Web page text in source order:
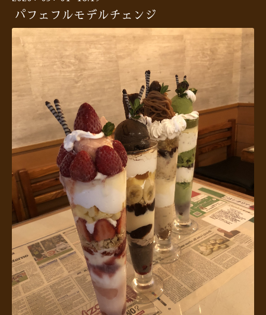
パフェフルモデルチェンジ